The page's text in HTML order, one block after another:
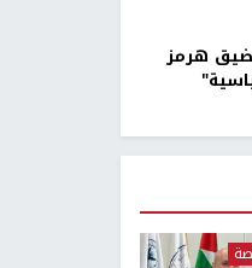
هرمز